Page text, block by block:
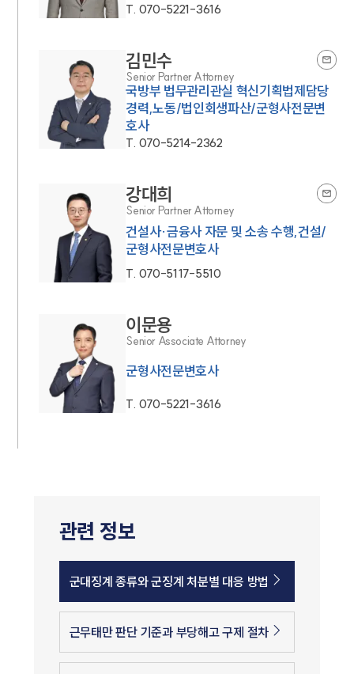
T. 070-5221-3616
김민수
Senior Partner Attorney
국방부 법무관리관실 혁신기획법제담당
경력,노동/법인회생파산/군형사전문변
호사
T. 070-5214-2362
강대희
Senior Partner Attorney
건설사·금융사 자문 및 소송 수행,건설/
군형사전문변호사
T. 070-5117-5510
이문용
Senior Associate Attorney
군형사전문변호사
T. 070-5221-3616
관련 정보
군대징계 종류와 군징계 처분별 대응 방법
근무태만 판단 기준과 부당해고 구제 절차